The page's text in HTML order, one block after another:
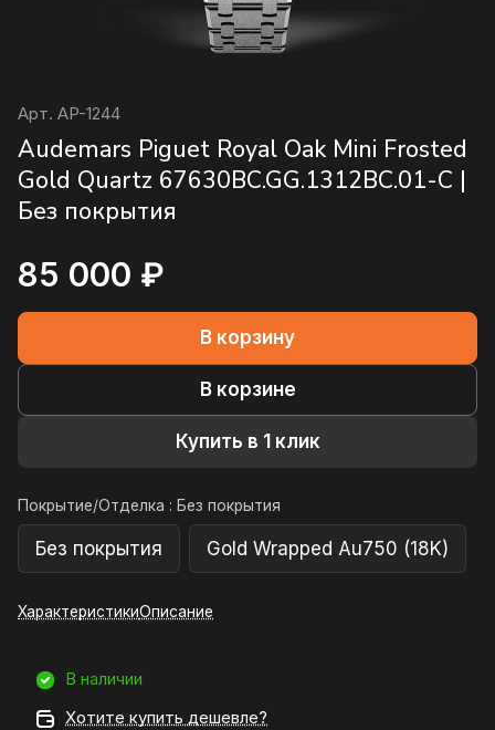
Арт. AP-1244
Audemars Piguet Royal Oak Mini Frosted
Gold Quartz 67630BC.GG.1312BC.01-C |
Без покрытия
85 000 ₽
В корзину
В корзине
Купить в 1 клик
Покрытие/Отделка : Без покрытия
Без покрытия Gold Wrapped Au750 (18K)
ХарактеристикиОписание
В наличии
Хотите купить дешевле?